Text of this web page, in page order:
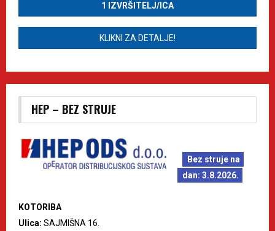
1 IZVRŠITELJ/ICA
KLIKNI ZA DETALJE!
HEP – BEZ STRUJE
Bez struje na
dan: 3.8.2026.
KOTORIBA
Ulica: SAJMIŠNA 16.